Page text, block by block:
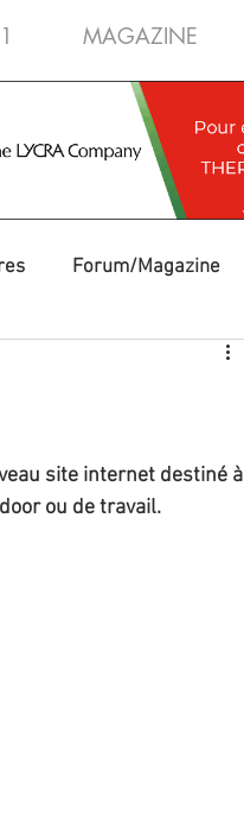
MAGAZINE
Forum/Magazine
site internet destiné à
ou de travail.